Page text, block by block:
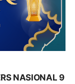
NASIONAL 9